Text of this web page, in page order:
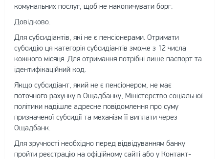
комунальних послуг, щоб не накопичувати борг.
Довідково.
Для субсидіантів, які не є пенсіонерами. Отримати
субсидію ця категорія субсидіантів зможе з 12 числа
кожного місяця. Для отримання потрібні лише паспорт та
ідентифікаційний код.
Якщо субсидіант, який не є пенсіонером, не має
поточного рахунку в Ощадбанку, Міністерство соціальної
політики надішле адресне повідомлення про суму
призначеної субсидії та механізм її виплати через
Ощадбанк.
Для зручності необхідно перед відвідуванням банку
пройти реєстрацію на офіційному сайті або у Контакт-